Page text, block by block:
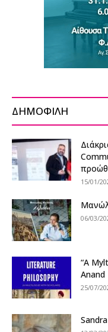
ΔΗΜΟΦΙΛΗ
15/01/
06/03/
“A
Anand
25/07/